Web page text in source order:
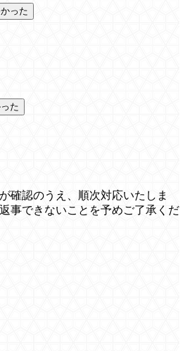
った
た
確認のうえ、順次対応いたしま
事できないことを予めご了承くだ